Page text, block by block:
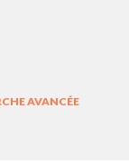
AVANCÉE